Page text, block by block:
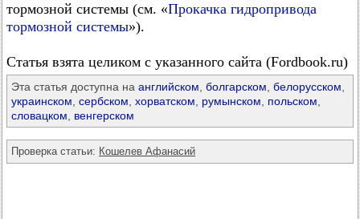
тормозной системы (см. «Прокачка гидропривода
тормозной системы»).
Статья взята целиком с указанного сайта (Fordbook.ru)
Эта статья доступна на английском болгарском белорусском
украинском сербском хорватском румынском польском
словацком
венгерском
Проверка статьи: Кошелев Афанасий